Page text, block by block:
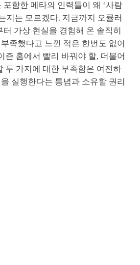
함한 메타의 인력들이 왜 ‘사람
지는 모르겠다. 지금까지 오큘러
가상 현실을 경험해 온 솔직히
족했다고 느낀 적은 한번도 없어
즌 홈에서 빨리 바꿔야 할, 더불어
두 가지에 대한 부족함은 여전하
실행한다는 통념과 소유할 권리